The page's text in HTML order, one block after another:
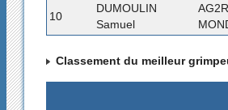
10
DUMOULIN
Samuel
Classement du meilleur